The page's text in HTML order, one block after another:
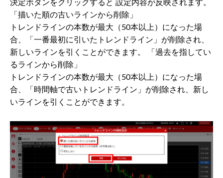
決定ボタンをクリックすると 設定内容が反映されます。
「描いた順の古いラインから削除」
トレンドラインの本数が最大（50本以上）になった場
合、「一番最初に引いたトレンドライン」が削除され、
新しいラインを引くことができます。 「過去を指してい
るラインから削除」
トレンドラインの本数が最大（50本以上）になった場
合、「時間軸で古いトレンドライン」が削除され、新し
いラインを引くことができます。